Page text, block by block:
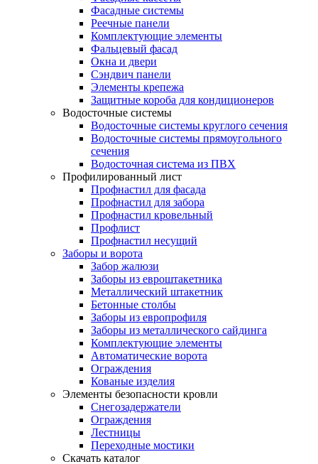
Фасадные системы
Реечные панели
Комплектующие элементы
Фальцевый фасад
Окна и двери
Сэндвич панели
Элементы крепежа
Защитные короба для кондиционеров
Водосточные системы
Водосточные системы круглого сечения
Водосточные системы прямоугольного
сечения
Водосточная система из ПВХ
Профилированный лист
Профнастил для фасада
Профнастил для забора
Профнастил кровельный
Профлист
Профнастил несущий
Заборы и ворота
Забор жалюзи
Заборы из евроштакетника
Металлический штакетник
Бетонные столбы
Заборы из европрофиля
Заборы из металлического сайдинга
Комплектующие элементы
Автоматические ворота
Ограждения
Кованые изделия
Элементы безопасности кровли
Снегозадержатели
Ограждения
Лестницы
Переходные мостики
Скачать каталог